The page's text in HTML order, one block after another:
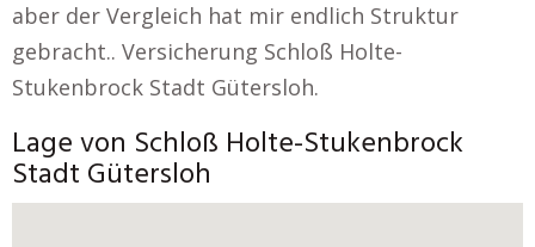
aber der Vergleich hat mir endlich Struktur
gebracht.. Versicherung Schloß Holte-
Stukenbrock Stadt Gütersloh.
Lage von Schloß Holte-Stukenbrock
Stadt Gütersloh